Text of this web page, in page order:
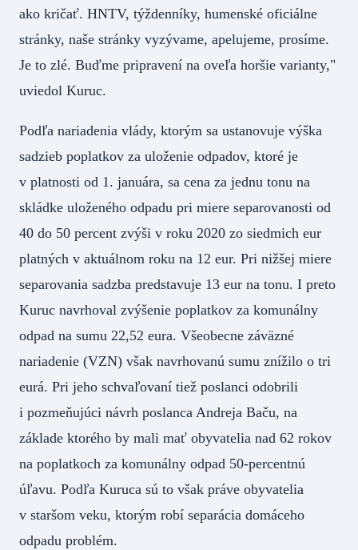
ako kričať. HNTV, týždenníky, humenské oficiálne
stránky, naše stránky vyzývame, apelujeme, prosíme.
Je to zlé. Buďme pripravení na oveľa horšie varianty,"
uviedol Kuruc.
Podľa nariadenia vlády, ktorým sa ustanovuje výška
sadzieb poplatkov za uloženie odpadov, ktoré je
v platnosti od 1. januára, sa cena za jednu tonu na
skládke uloženého odpadu pri miere separovanosti od
40 do 50 percent zvýši v roku 2020 zo siedmich eur
platných v aktuálnom roku na 12 eur. Pri nižšej miere
separovania sadzba predstavuje 13 eur na tonu. I preto
Kuruc navrhoval zvýšenie poplatkov za komunálny
odpad na sumu 22,52 eura. Všeobecne záväzné
nariadenie (VZN) však navrhovanú sumu znížilo o tri
eurá. Pri jeho schvaľovaní tiež poslanci odobrili
i pozmeňujúci návrh poslanca Andreja Baču, na
základe ktorého by mali mať obyvatelia nad 62 rokov
na poplatkoch za komunálny odpad 50-percentnú
úľavu. Podľa Kuruca sú to však práve obyvatelia
v staršom veku, ktorým robí separácia domáceho
odpadu problém.